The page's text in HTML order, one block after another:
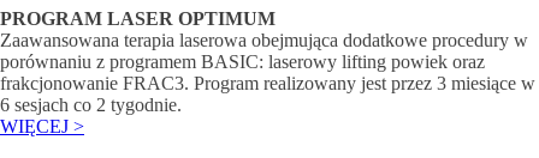
PROGRAM LASER OPTIMUM
Zaawansowana terapia laserowa obejmująca dodatkowe procedury w
porównaniu z programem BASIC: laserowy lifting powiek oraz
frakcjonowanie FRAC3. Program realizowany jest przez 3 miesiące w
6 sesjach co 2 tygodnie.
WIĘCEJ >